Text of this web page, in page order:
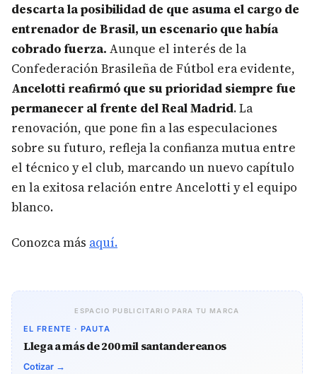
descarta la posibilidad de que asuma el cargo de
entrenador de Brasil, un escenario que había
cobrado fuerza. Aunque el interés de la
Confederación Brasileña de Fútbol era evidente,
Ancelotti reafirmó que su prioridad siempre fue
permanecer al frente del Real Madrid. La
renovación, que pone fin a las especulaciones
sobre su futuro, refleja la confianza mutua entre
el técnico y el club, marcando un nuevo capítulo
en la exitosa relación entre Ancelotti y el equipo
blanco.
Conozca más aquí.
ESPACIO PUBLICITARIO PARA TU MARCA
EL FRENTE · PAUTA
Llega a más de 200 mil santandereanos
Cotizar →